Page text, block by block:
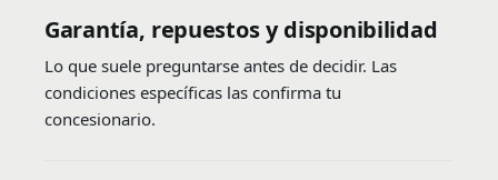
Garantía, repuestos y disponibilidad
Lo que suele preguntarse antes de decidir. Las
condiciones específicas las confirma tu
concesionario.